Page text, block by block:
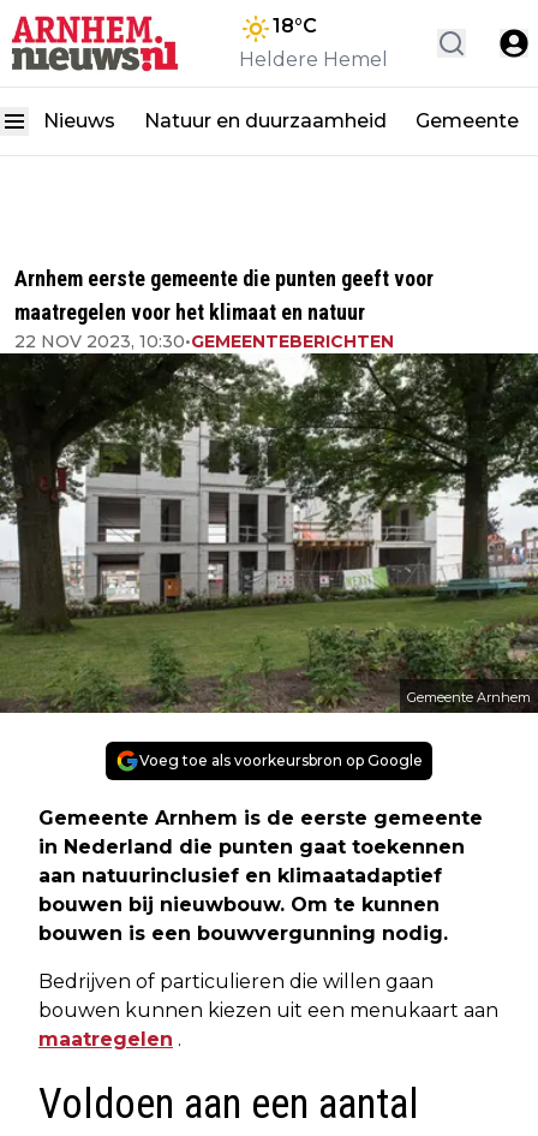
18°C
Heldere Hemel
Nieuws Natuur en duurzaamheid Gemeente
Arnhem eerste gemeente die punten geeft voor
maatregelen voor het klimaat en natuur
22 NOV 2023, 10:30•GEMEENTEBERICHTEN
Gemeente Arnhem
Voeg toe als voorkeursbron op Google
Gemeente Arnhem is de eerste gemeente
in Nederland die punten gaat toekennen
aan natuurinclusief en klimaatadaptief
bouwen bij nieuwbouw. Om te kunnen
bouwen is een bouwvergunning nodig.
Bedrijven of particulieren die willen gaan
bouwen kunnen kiezen uit een menukaart aan
maatregelen .
Voldoen aan een aantal